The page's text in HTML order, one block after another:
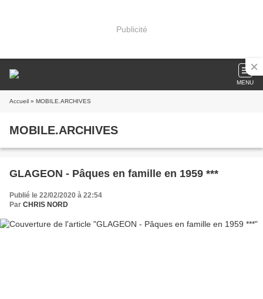
Publicité
MENU
Accueil » MOBILE.ARCHIVES
MOBILE.ARCHIVES
GLAGEON - Pâques en famille en 1959 ***
Publié le 22/02/2020 à 22:54
Par CHRIS NORD